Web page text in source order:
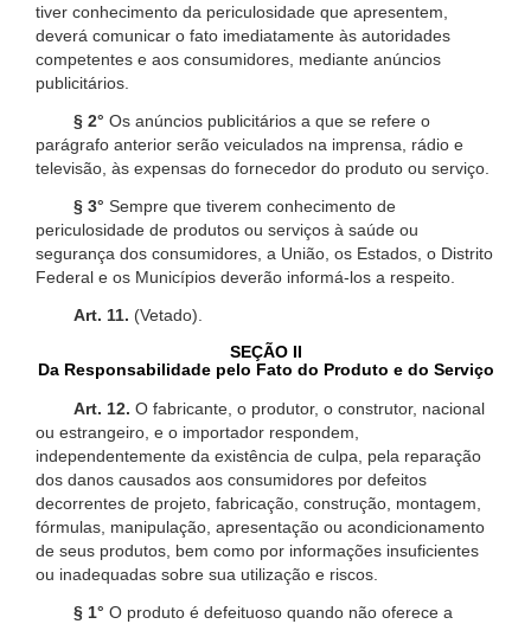
tiver conhecimento da periculosidade que apresentem,
deverá comunicar o fato imediatamente às autoridades
competentes e aos consumidores, mediante anúncios
publicitários.
§ 2° Os anúncios publicitários a que se refere o
parágrafo anterior serão veiculados na imprensa, rádio e
televisão, às expensas do fornecedor do produto ou serviço.
§ 3° Sempre que tiverem conhecimento de
periculosidade de produtos ou serviços à saúde ou
segurança dos consumidores, a União, os Estados, o Distrito
Federal e os Municípios deverão informá-los a respeito.
Art. 11. (Vetado).
SEÇÃO II
Da Responsabilidade pelo Fato do Produto e do Serviço
Art. 12. O fabricante, o produtor, o construtor, nacional
ou estrangeiro, e o importador respondem,
independentemente da existência de culpa, pela reparação
dos danos causados aos consumidores por defeitos
decorrentes de projeto, fabricação, construção, montagem,
fórmulas, manipulação, apresentação ou acondicionamento
de seus produtos, bem como por informações insuficientes
ou inadequadas sobre sua utilização e riscos.
§ 1° O produto é defeituoso quando não oferece a